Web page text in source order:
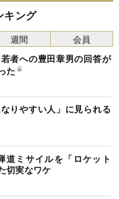
キング
者への豊田章男の回答が
た
りやすい人」に見られる
ミサイルを「ロケット
切実なワケ
週間 会員